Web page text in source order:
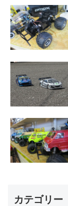
カテゴリー